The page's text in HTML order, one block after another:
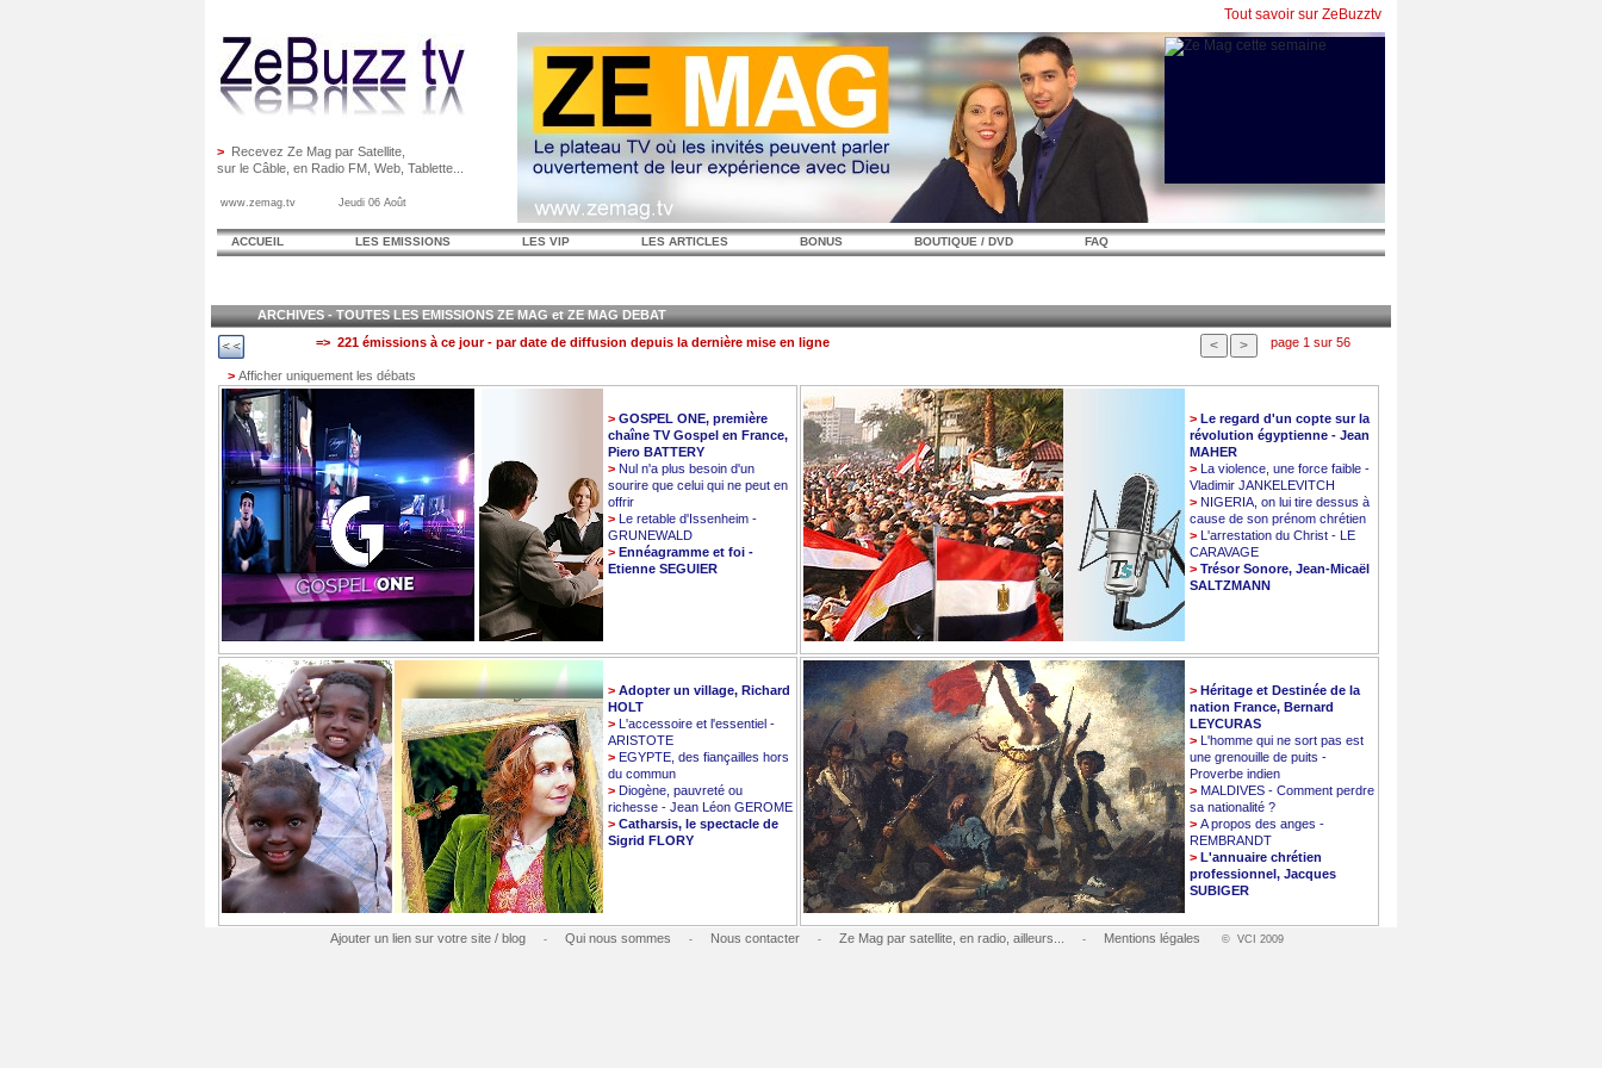
> Recevez Ze Mag par Satellite,
sur le Câble, en Radio FM, Web, Tablette...
www.zemag.tv Jeudi 06 Août
Tout savoir sur ZeBuzztv
ACCUEIL LES EMISSIONS LES VIP LES ARTICLES BONUS BOUTIQUE / DVD FAQ
ARCHIVES - TOUTES LES EMISSIONS ZE MAG et ZE MAG DEBAT
=> 221 émissions à ce jour - par date de diffusion depuis la dernière mise en ligne
page 1 sur 56
> Afficher uniquement les débats
> GOSPEL ONE, première
chaîne TV Gospel en France,
Piero BATTERY
> Nul n'a plus besoin d'un
sourire que celui qui ne peut en
offrir
> Le retable d'Issenheim -
GRUNEWALD
> Ennéagramme et foi -
Etienne SEGUIER
> Le regard d'un copte sur la
révolution égyptienne - Jean
MAHER
> La violence, une force faible -
Vladimir JANKELEVITCH
> NIGERIA, on lui tire dessus à
cause de son prénom chrétien
> L'arrestation du Christ - LE
CARAVAGE
> Trésor Sonore, Jean-Micaël
SALTZMANN
> Adopter un village, Richard
HOLT
> L'accessoire et l'essentiel -
ARISTOTE
> EGYPTE, des fiançailles hors
du commun
> Diogène, pauvreté ou
richesse - Jean Léon GEROME
> Catharsis, le spectacle de
Sigrid FLORY
> Héritage et Destinée de la
nation France, Bernard
LEYCURAS
> L'homme qui ne sort pas est
une grenouille de puits -
Proverbe indien
> MALDIVES - Comment perdre
sa nationalité ?
> A propos des anges -
REMBRANDT
> L'annuaire chrétien
professionnel, Jacques
SUBIGER
Ajouter un lien sur votre site / blog - Qui nous sommes - Nous contacter - Ze Mag par satellite, en radio, ailleurs... - Mentions légales © VCI 2009